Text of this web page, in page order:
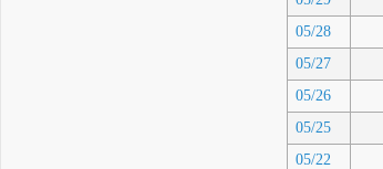
05/28
05/27
05/26
05/25
05/22